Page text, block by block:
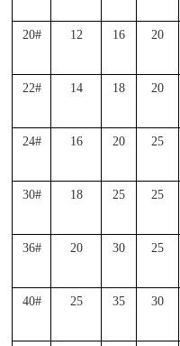
20# 12 16 20
22# 14 18 20
24# 16 20 25
30# 18 25 25
36# 20 30 25
40# 25 35 30